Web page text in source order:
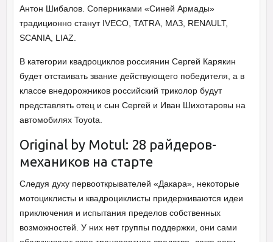
Антон Шибалов. Соперниками «Синей Армады»
традиционно станут IVECO, TATRA, МАЗ, RENAULT,
SCANIA, LIAZ.
В категории квадроциклов россиянин Сергей Карякин
будет отстаивать звание действующего победителя, а в
классе внедорожников российский триколор будут
представлять отец и сын Сергей и Иван Шихотаровы на
автомобилях Toyota.
Original by Motul: 28 райдеров-
механиков на старте
Следуя духу первооткрывателей «Дакара», некоторые
мотоциклисты и квадроциклисты придерживаются идеи
приключения и испытания пределов собственных
возможностей. У них нет группы поддержки, они сами